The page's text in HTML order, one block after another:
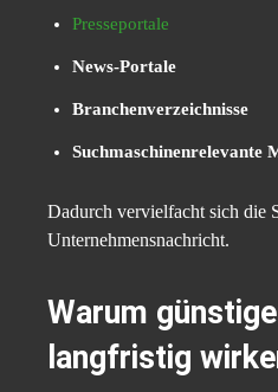
Presseportale
News-Portale
Branchenverzeichnisse
Suchmaschinenrelevante
Dadurch vervielfacht sich die
Unternehmensnachricht.
Warum
langfristig